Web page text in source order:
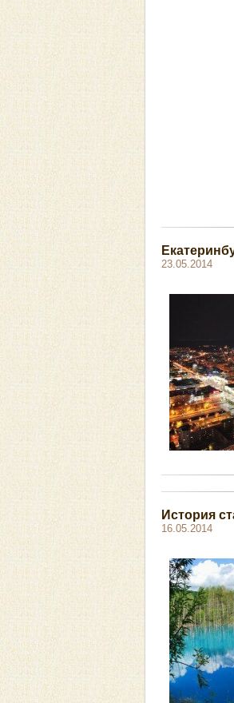
23.05.2014
История
16.05.2014